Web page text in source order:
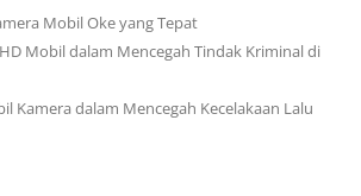
Mobil Oke yang Tepat
Mobil dalam Mencegah Tindak Kriminal di
Kamera dalam Mencegah Kecelakaan Lalu